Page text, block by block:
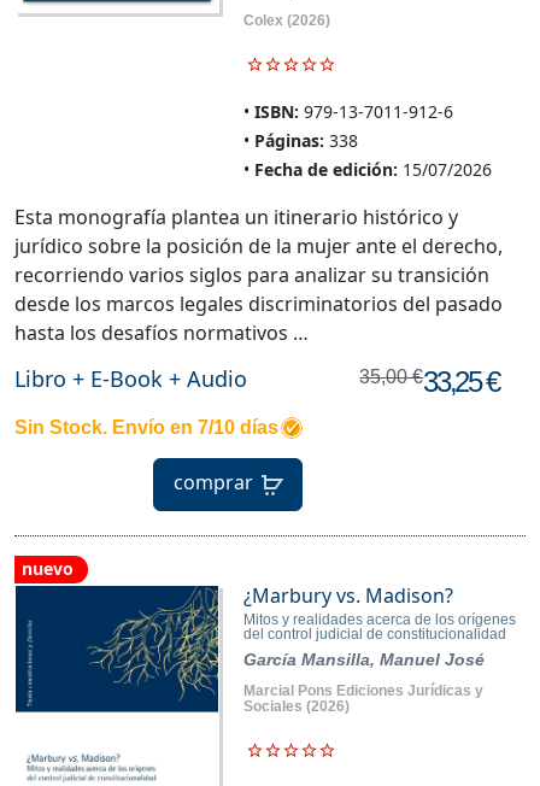
Colex(2026)
ISBN: 979-13-7011-912-6
Páginas: 338
Fecha de edición: 15/07/2026
Libro + E-Book + Audio 35,00 €33,25 €
Sin Stock. Envío en 7/10 días
comprar
Esta monografía plantea un itinerario histórico y
jurídico sobre la posición de la mujer ante el derecho,
recorriendo varios siglos para analizar su transición
desde los marcos legales discriminatorios del pasado
hasta los desafíos normativos …
nuevo
¿Marbury vs. Madison?
Mitos y realidades acerca de los orígenes
del control judicial de constitucionalidad
García Mansilla, Manuel José
Marcial Pons Ediciones Jurídicas y
Sociales (2026)